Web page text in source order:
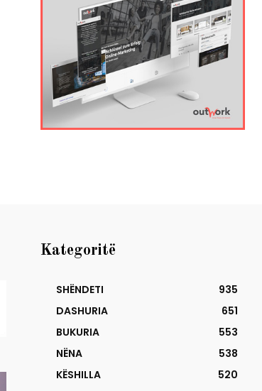
Kategoritë
SHËNDETI
935
DASHURIA
651
BUKURIA
553
NËNA
538
KËSHILLA
520